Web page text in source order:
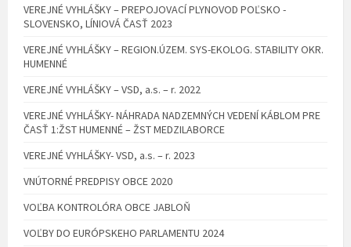
VEREJNÉ VYHLÁŠKY – PREPOJOVACÍ PLYNOVOD POĽSKO -
SLOVENSKO, LÍNIOVÁ ČASŤ 2023
VEREJNÉ VYHLÁŠKY – REGION.ÚZEM. SYS-EKOLOG. STABILITY OKR.
HUMENNÉ
VEREJNÉ VYHLÁŠKY – VSD, a.s. – r. 2022
VEREJNÉ VYHLÁŠKY- NÁHRADA NADZEMNÝCH VEDENÍ KÁBLOM PRE
ČASŤ 1:ŽST HUMENNÉ – ŽST MEDZILABORCE
VEREJNÉ VYHLÁŠKY- VSD, a.s. – r. 2023
VNÚTORNÉ PREDPISY OBCE 2020
VOĽBA KONTROLÓRA OBCE JABLOŇ
VOĽBY DO EURÓPSKEHO PARLAMENTU 2024